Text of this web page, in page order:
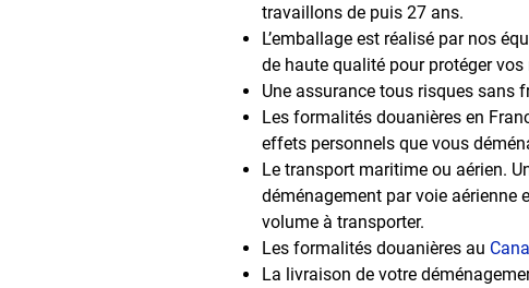
travaillons de puis 27 ans.
L’emballage est réalisé par nos
de haute qualité pour protéger
Une assurance tous risques sans
Les formalités douanières en
effets personnels que vous
Le transport maritime ou aérien.
déménagement par voie aérienne
volume à transporter.
Les formalités douanières au
La livraison de votre